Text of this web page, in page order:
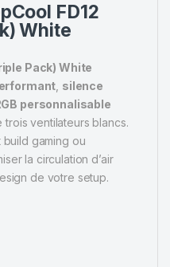
FD12
White
Pack) White
silence
personnalisable
ventilateurs blancs.
build gaming ou
la circulation d’air
de votre setup.